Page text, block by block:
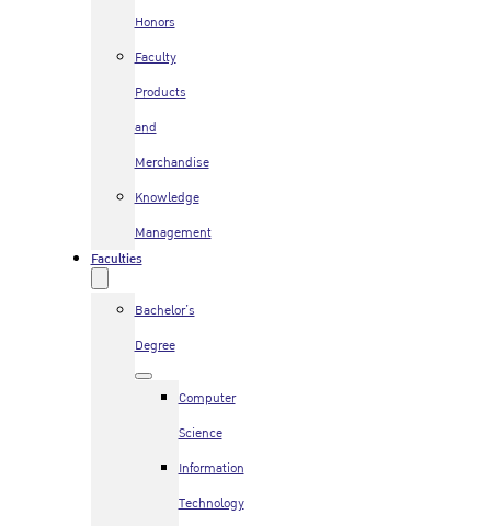
Honors
Faculty
Products
and
Merchandise
Knowledge
Management
Faculties
Bachelor’s
Degree
Computer
Science
Information
Technology